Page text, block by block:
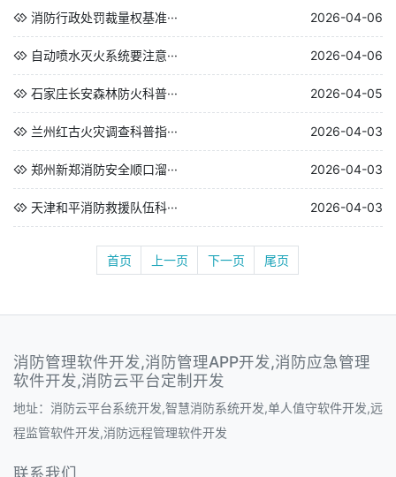
消防行政处罚裁量权基准··· 2026-04-06
自动喷水灭火系统要注意··· 2026-04-06
石家庄长安森林防火科普··· 2026-04-05
兰州红古火灾调查科普指··· 2026-04-03
郑州新郑消防安全顺口溜··· 2026-04-03
天津和平消防救援队伍科··· 2026-04-03
首页 上一页 下一页 尾页
消防管理软件开发,消防管理APP开发,消防应急管理
软件开发,消防云平台定制开发
地址：消防云平台系统开发,智慧消防系统开发,单人值守软件开发,远
程监管软件开发,消防远程管理软件开发
联系我们